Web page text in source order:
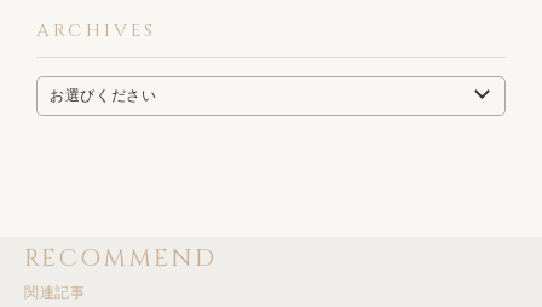
ARCHIVES
RECOMMEND
関連記事